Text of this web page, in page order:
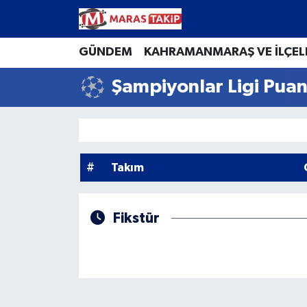
GÜNDEM KAHRAMANMARAŞ VE
Şampiyonlar Ligi
# Takım
Fikstür
Kahramanmaraş Nöbetçi Eczaneler
Kahramanmaraş Hava Durumu
Kahramanmaraş Trafik Yoğunluk Haritası
Tüm Manşetler